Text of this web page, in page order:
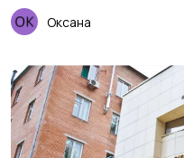
Оксана